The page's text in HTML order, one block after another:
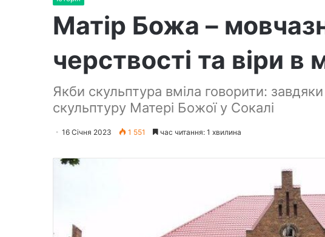
Матір Божа –
черствості та віри в
Якби скульптура вміла говорити:
скульптуру Матері Божої у Сокалі
16 Січня 2023 1 551 час читання: 1 хвилина